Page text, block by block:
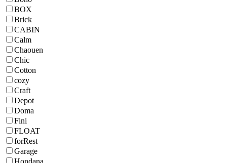
BOX
Brick
CABIN
Calm
Chaouen
Chic
Cotton
cozy
Craft
Depot
Doma
Fini
FLOAT
forRest
Garage
Hondana